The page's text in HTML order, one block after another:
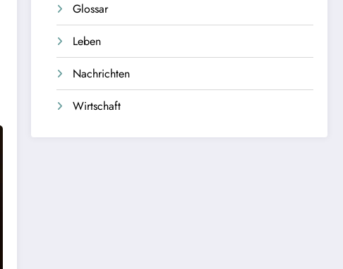
Glossar
Leben
Nachrichten
Wirtschaft